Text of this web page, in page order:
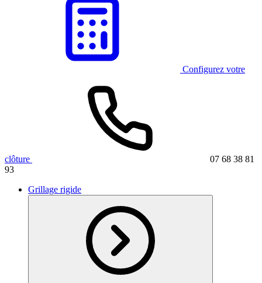
Configurez votre
clôture
07 68 38 81
93
Grillage rigide